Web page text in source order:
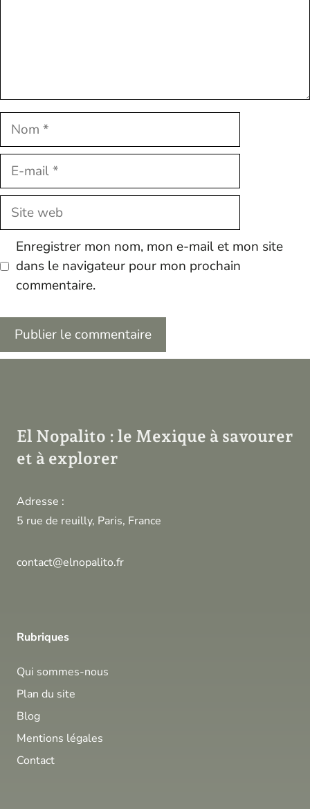
Nom
E-
Site
Enregistrer mon nom, mon e-mail et mon site
dans le navigateur pour mon prochain
commentaire.
El Nopalito : le Mexique à savourer
et à explorer
Adresse :
5 rue de reuilly, Paris, France
contact@elnopalito.fr
Rubriques
Qui sommes-nous
Plan du site
Blog
Mentions légales
Contact